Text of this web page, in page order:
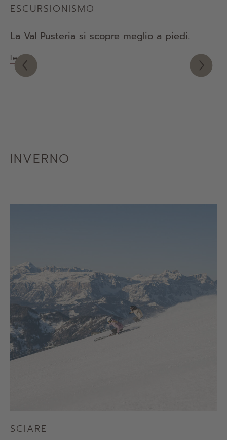
ESCURSIONISMO
La Val Pusteria si scopre meglio a piedi.
leggi
INVERNO
SCIARE